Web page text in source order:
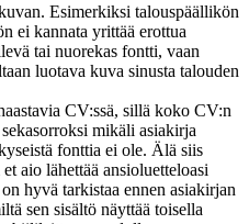
Esimerkiksi talouspäällikön
ei kannata yrittää erottua
tai nuorekas fontti, vaan
luotava kuva sinusta talouden
CV:ssä, sillä koko CV:n
mikäli asiakirja
fonttia ei ole. Älä siis
aio lähettää ansioluetteloasi
hyvä tarkistaa ennen asiakirjan
sen sisältö näyttää toisella